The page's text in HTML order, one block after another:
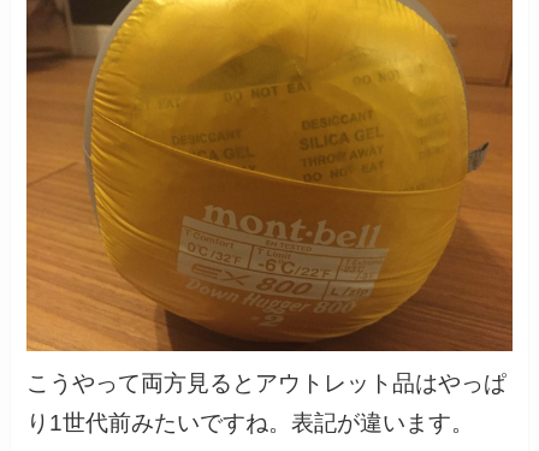
こうやって両方見るとアウトレット品はやっぱ
り1世代前みたいですね。表記が違います。